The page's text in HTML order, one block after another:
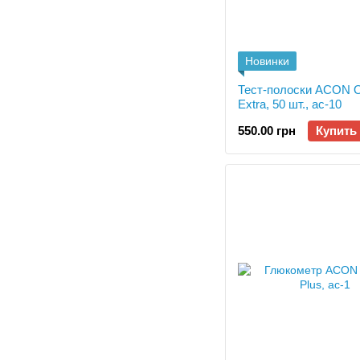
Новинки
Тест-полоски ACON
Extra, 50 шт., ac-10
550.00 грн
Купить